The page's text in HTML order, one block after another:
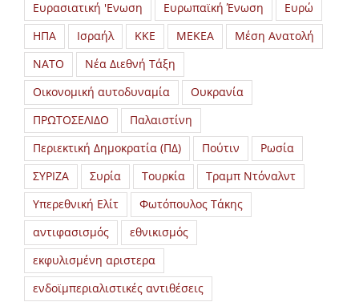
Ευρασιατική 'Ενωση
Ευρωπαϊκή Ένωση
Ευρώ
ΗΠΑ
Ισραήλ ΚΚΕ ΜΕΚΕΑ
Μέση Ανατολή
ΝΑΤΟ
Νέα Διεθνή Τάξη
Οικονομική αυτοδυναμία
Ουκρανία
ΠΡΩΤΟΣΕΛΙΔΟ
Παλαιστίνη
Περιεκτική Δημοκρατία (ΠΔ)
Πούτιν
Ρωσία
ΣΥΡΙΖΑ
Συρία Τουρκία
Τραμπ Ντόναλντ
Υπερεθνική Ελίτ
Φωτόπουλος Τάκης
αντιφασισμός
εθνικισμός
εκφυλισμένη αριστερα
ενδοϊμπεριαλιστικές αντιθέσεις